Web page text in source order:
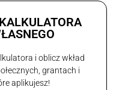
i oblicz wkład
grantach i
aplikujesz!